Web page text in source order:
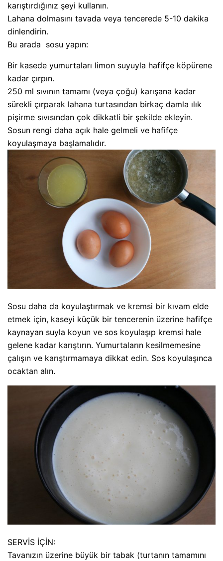
karıştırdığınız şeyi kullanın.
Lahana dolmasını tavada veya tencerede 5-10 dakika
dinlendirin.
Bu arada sosu yapın:
Bir kasede yumurtaları limon suyuyla hafifçe köpürene
kadar çırpın.
250 ml sıvının tamamı (veya çoğu) karışana kadar
sürekli çırparak lahana turtasından birkaç damla ılık
pişirme sıvısından çok dikkatli bir şekilde ekleyin.
Sosun rengi daha açık hale gelmeli ve hafifçe
koyulaşmaya başlamalıdır.
Sosu daha da koyulaştırmak ve kremsi bir kıvam elde
etmek için, kaseyi küçük bir tencerenin üzerine hafifçe
kaynayan suyla koyun ve sos koyulaşıp kremsi hale
gelene kadar karıştırın. Yumurtaların kesilmemesine
çalışın ve karıştırmamaya dikkat edin. Sos koyulaşınca
ocaktan alın.
SERVİS İÇİN:
Tavanızın üzerine büyük bir tabak (turtanın tamamını